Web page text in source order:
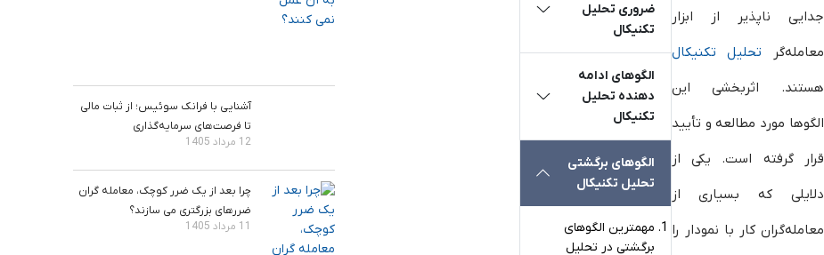
جدایی ناپذیر از ابزار
معامله‌گر تحلیل تکنیکال
هستند. اثربخشی این
الگوها مورد مطالعه و تأیید
قرار گرفته است. یکی از
دلایلی که بسیاری از
معامله‌گران کار با نمودار را
ضروری تحلیل
تکنیکال
الگوهای ادامه
دهنده تحلیل
تکنیکال
الگوهای برگشتی
تحلیل تکنیکال
مهمترین الگوهای
برگشتی در تحلیل
آشنایی با فرانک سوئیس؛ از ثبات مالی
تا فرصت‌های سرمایه‌گذاری
12 مرداد 1405
چرا بعد از یک ضرر کوچک، معامله‌ گران
ضررهای بزرگتری می ‌سازند؟
11 مرداد 1405